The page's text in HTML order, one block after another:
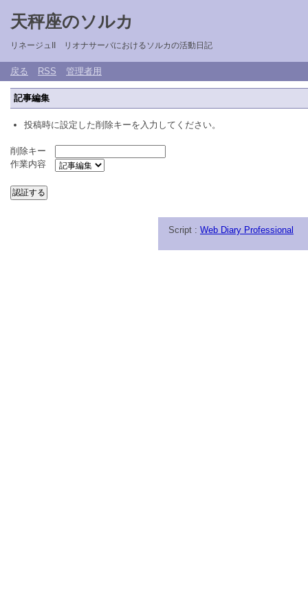
天秤座のソルカ
リネージュII リオナサーバにおけるソルカの活動日記
戻る RSS 管理者用
記事編集
投稿時に設定した削除キーを入力してください。
削除キー
作業内容
Script : Web Diary Professional